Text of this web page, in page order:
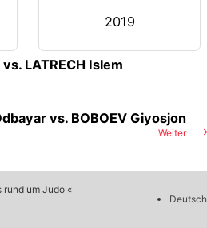
2019
LATRECH Islem
Weiter
vs. BOBOEV Giyosjon
um Judo «
Deutsch